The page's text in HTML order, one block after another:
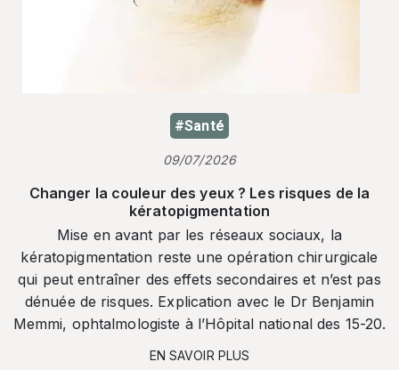
#Santé
09/07/2026
Changer la couleur des yeux ? Les risques de la
kératopigmentation
Mise en avant par les réseaux sociaux, la
kératopigmentation reste une opération chirurgicale
qui peut entraîner des effets secondaires et n’est pas
dénuée de risques. Explication avec le Dr Benjamin
Memmi, ophtalmologiste à l’Hôpital national des 15-20.
EN SAVOIR PLUS